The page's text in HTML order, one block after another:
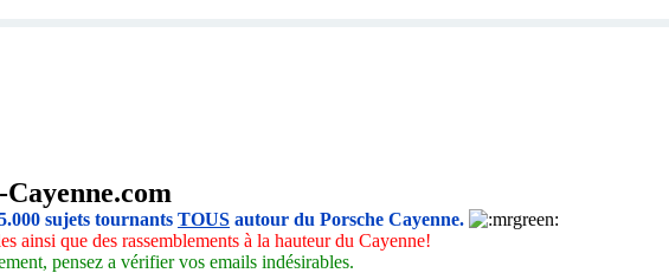
sujets tournants TOUS autour du Porsche Cayenne.
ainsi que des rassemblements à la hauteur du Cayenne!
pensez a vérifier vos emails indésirables.